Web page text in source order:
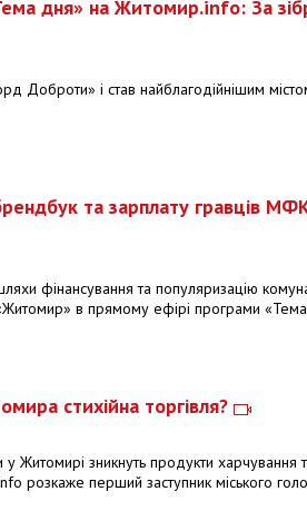
дня» на Житомир.info: За
Доброти» і став найблагодійнішим
та зарплату гравців
фінансування та популяризацію
в прямому ефірі програми
стихійна торгівля?
у Житомирі зникнуть продукти харчування
розкаже перший заступник міського